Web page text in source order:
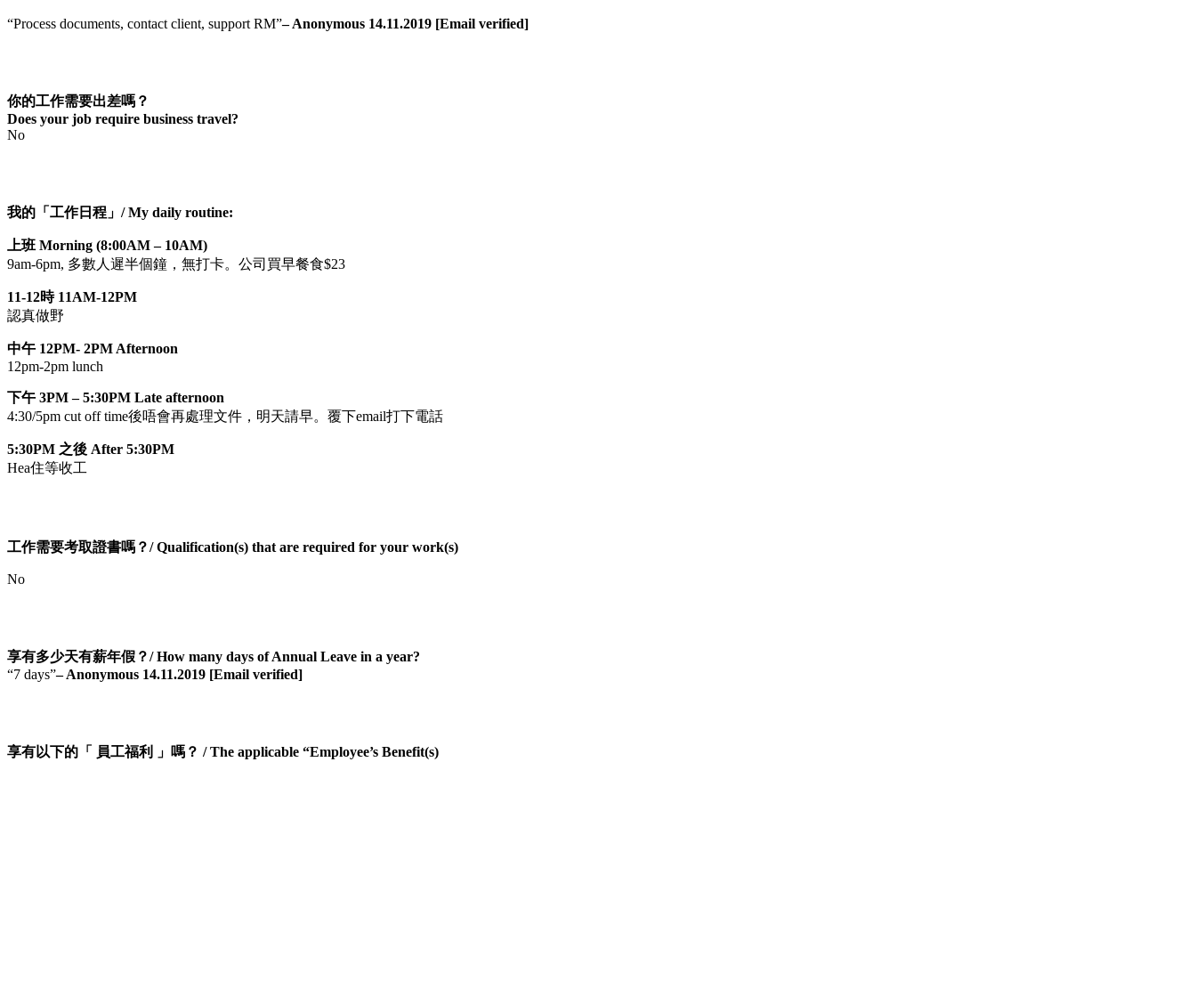
“Process documents, contact client, support RM”– Anonymous 14.11.2019 [Email verified]
你的工作需要出差嗎？
Does your job require business travel?
No
我的「工作日程」/ My daily routine:
上班 Morning (8:00AM – 10AM)
9am-6pm, 多數人遲半個鐘，無打卡。公司買早餐食$23
11-12時 11AM-12PM
認真做野
中午 12PM- 2PM Afternoon
12pm-2pm lunch
下午 3PM – 5:30PM Late afternoon
4:30/5pm cut off time後唔會再處理文件，明天請早。覆下email打下電話
5:30PM 之後 After 5:30PM
Hea住等收工
工作需要考取證書嗎？/ Qualification(s) that are required for your work(s)
No
享有多少天有薪年假？/ How many days of Annual Leave in a year?
“7 days”– Anonymous 14.11.2019 [Email verified]
享有以下的「 員工福利 」嗎？ / The applicable “Employee’s Benefit(s)